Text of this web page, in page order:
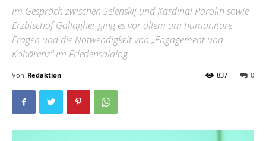
Im Gespräch zwischen Selenskij und Kardinal Parolin sowie
Erzbischof Gallagher ging es vor allem um humanitäre
Fragen und die Notwendigkeit von „Engagement und
Kohärenz“ im Friedensdialog
Von Redaktion - 0
837